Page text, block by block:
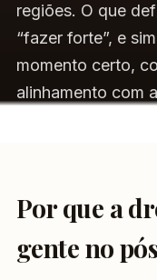
regiões. O que
“fazer forte”, e
momento certo,
alinhamento com
Por que a
gente no